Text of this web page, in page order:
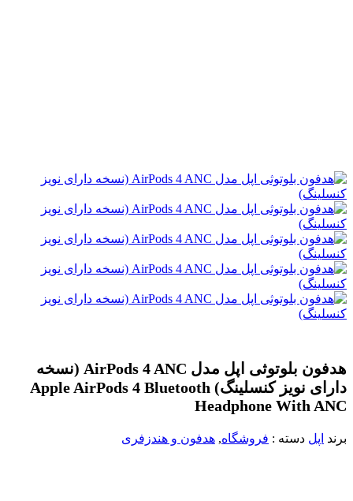
هدفون بلوتوثی اپل مدل AirPods 4 ANC (نسخه
دارای نویز کنسلینگ) Apple AirPods 4 Bluetooth
Headphone With ANC
برند اپل دسته : فروشگاه, هدفون و هندزفری